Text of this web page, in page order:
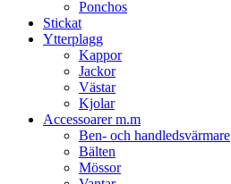
Ponchos
Stickat
Ytterplagg
Kappor
Jackor
Västar
Kjolar
Accessoarer m.m
Ben- och handledsvärmare
Bälten
Mössor